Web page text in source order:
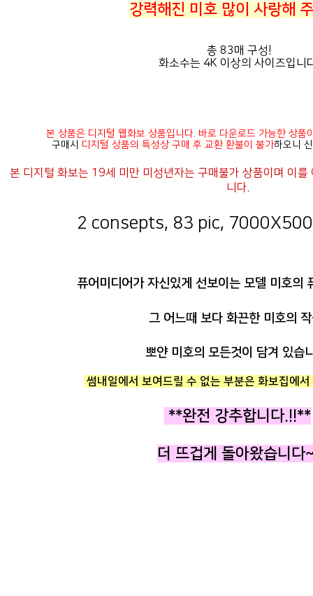
강력해진 미호 많이 사랑해
총 83매 구성!
화소수는 4K 이상의 사이즈입니
본 상품은 디지털 웹화보 상품입니다. 바로 다운로드 가능한 상품
구매시 디지털 상품의 특성상 구매 후 교환 환불이 불가하오니
니다.
2 consepts, 83 pic,
퓨어미디어가 자신있게 선보이는 모델 미호의
그 어느때 보다 화끈한 미호의
뽀얀 미호의 모든것이 담겨 있습
썸내일에서 보여드릴 수 없는 부분은 화보집에
**완전 강추합니다.!!**
더 뜨겁게 돌아왔습니다